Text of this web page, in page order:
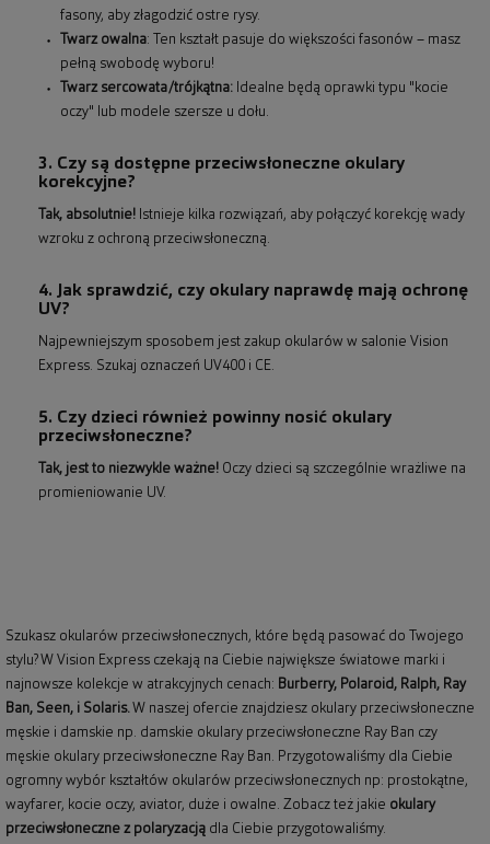
fasony, aby złagodzić ostre rysy.
Twarz owalna: Ten kształt pasuje do większości fasonów – masz
pełną swobodę wyboru!
Twarz sercowata/trójkątna: Idealne będą oprawki typu "kocie
oczy" lub modele szersze u dołu.
3. Czy są dostępne przeciwsłoneczne okulary
korekcyjne?
Tak, absolutnie! Istnieje kilka rozwiązań, aby połączyć korekcję wady
wzroku z ochroną przeciwsłoneczną.
4. Jak sprawdzić, czy okulary naprawdę mają ochronę
UV?
Najpewniejszym sposobem jest zakup okularów w salonie Vision
Express. Szukaj oznaczeń UV400 i CE.
5. Czy dzieci również powinny nosić okulary
przeciwsłoneczne?
Tak, jest to niezwykle ważne! Oczy dzieci są szczególnie wrażliwe na
promieniowanie UV.
Szukasz okularów przeciwsłonecznych, które będą pasować do Twojego
stylu? W Vision Express czekają na Ciebie największe światowe marki i
najnowsze kolekcje w atrakcyjnych cenach: Burberry, Polaroid , Ralph, Ray
Ban, Seen, i Solaris.W naszej ofercie znajdziesz okulary przeciwsłoneczne
męskie i damskie np. damskie okulary przeciwsłoneczne Ray Ban czy
męskie okulary przeciwsłoneczne Ray Ban. Przygotowaliśmy dla Ciebie
ogromny wybór kształtów okularów przeciwsłonecznych np: prostokątne,
wayfarer, kocie oczy, aviator, duże i owalne. Zobacz też jakie okulary
przeciwsłoneczne z polaryzacją dla Ciebie przygotowaliśmy.